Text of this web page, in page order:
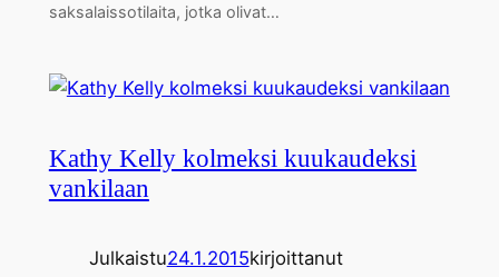
saksalaissotilaita, jotka olivat…
Kathy Kelly kolmeksi kuukaudeksi
vankilaan
Julkaistu24.1.2015kirjoittanut